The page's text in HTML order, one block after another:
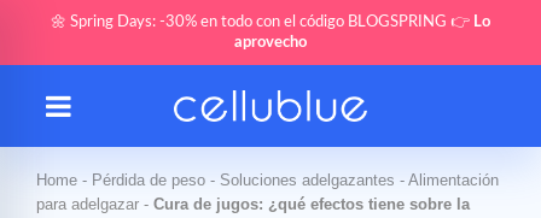
🌼 Spring Days: -30% en todo con el código BLOGSPRING 👉 Lo
aprovecho
Home - Pérdida de peso - Soluciones adelgazantes - Alimentación
para adelgazar - Cura de jugos: ¿qué efectos tiene sobre la